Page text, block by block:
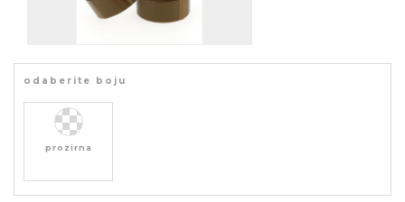
odaberite boju
prozirna